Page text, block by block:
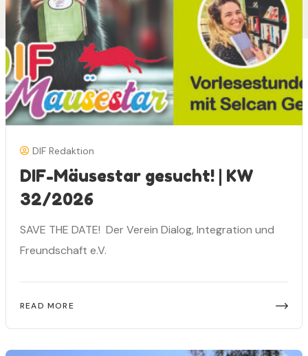
DIF Redaktion
DIF-Mäusestar gesucht! | KW
32/2026
SAVE THE DATE! Der Verein Dialog, Integration und
Freundschaft e.V.
READ MORE